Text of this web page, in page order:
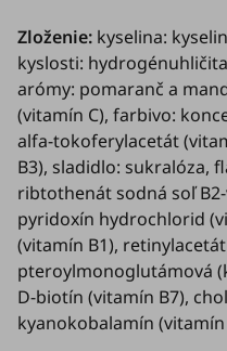
Zloženie: kyselina:
kyslosti:
arómy: pomaranč a
(vitamín C), farbivo:
alfa-tokoferylacetát
B3), sladidlo: sukralóza,
ribtothenát sodná soľ
pyridoxín hydrochlorid
(vitamín B1),
pteroylmonoglutámová
D-biotín (vitamín B7),
kyanokobalamín (vitamín